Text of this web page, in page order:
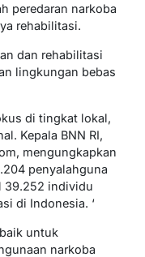
peredaran narkoba
rehabilitasi.
dan rehabilitasi
lingkungan bebas
di tingkat lokal,
Kepala BNN RI,
mengungkapkan
penyalahguna
39.252 individu
di Indonesia. ‘
untuk
narkoba